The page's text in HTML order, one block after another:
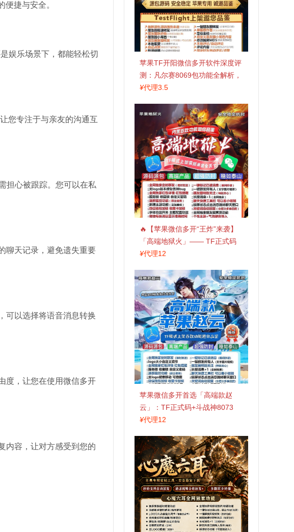
捷与安全。
娱乐场景下，都能轻松切
您专注于与亲友的沟通互
担心被跟踪。您可以在私
聊天记录，避免遗失重要
可以选择将语音消息转换
度，让您在使用微信多开
内容，让对方感受到您的
苹果TF开阳微信多开软件深度评
测：凡尔赛8069包功能全解析，
TestFlight稳定版上架，激活认准
¥代理3.5
🔥【苹果微信多开“王炸”来袭】
「高端地狱火」—— TF正式码
+斗战神8073包，7天退换，安全
¥代理12
苹果微信多开首选「高端款赵
云」：TF正式码+斗战神8073
包，7天退换认准拍拍卡激活码
¥代理12